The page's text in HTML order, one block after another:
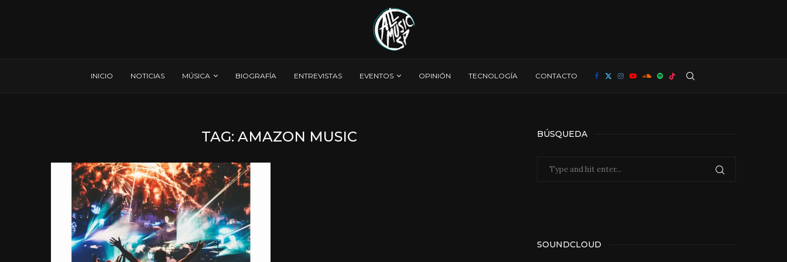
INICIO NOTICIAS MÚSICA BIOGRAFÍA ENTREVISTAS EVENTOS OPINIÓN TECNOLOGÍA CONTACTO
TAG: AMAZON MUSIC BÚSQUEDA
SOUNDCLOUD